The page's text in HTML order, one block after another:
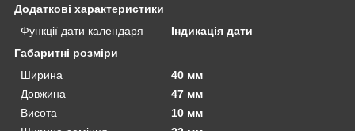
Додаткові характеристики
Функції дати календаря
Індикація дати
Габаритні розміри
Ширина
40 мм
Довжина
47 мм
Висота
10 мм